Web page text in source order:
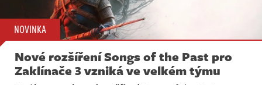
NOVINKA
Nové rozšíření Songs of the Past pro
Zaklínače 3 vzniká ve velkém týmu